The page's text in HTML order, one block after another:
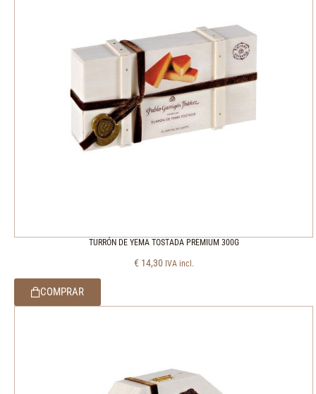
TURRÓN DE YEMA TOSTADA PREMIUM 300G
€ 14,30 IVA incl.
COMPRAR